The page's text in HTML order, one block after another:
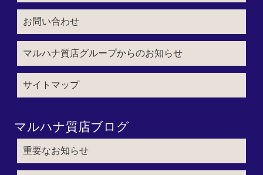
お問い合わせ
マルハナ質店グループからのお知らせ
サイトマップ
マルハナ質店ブログ
重要なお知らせ